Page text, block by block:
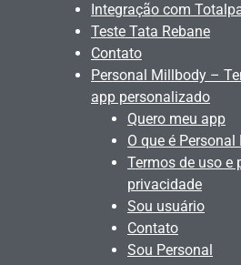
Integração com
Teste Tata Rebane
Contato
Personal Millbody –
app personalizado
Quero meu app
O que é
Termos de uso e
privacidade
Sou usuário
Contato
Sou Personal